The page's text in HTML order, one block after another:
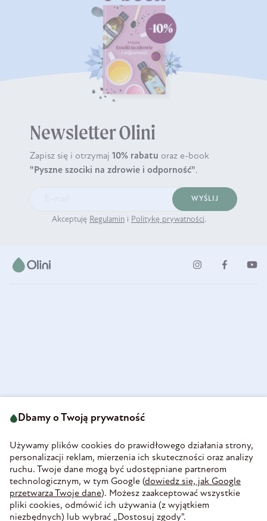
Newsletter Olini
Zapisz się i otrzymaj 10% rabatu oraz e-book
"Pyszne szociki na zdrowie i odporność".
WYŚLIJ
Akceptuję Regulamin i Politykę prywatności.
58-160 Świebodzice
REGON 890213034
INFORMACJE
PŁATNOŚĆ I DOSTAWA
WIEDZA
WSPÓŁPRACA
Dbamy o Twoją prywatność
Używamy plików cookies do prawidłowego działania strony,
personalizacji reklam, mierzenia ich skuteczności oraz analizy
ruchu. Twoje dane mogą być udostępniane partnerom
technologicznym, w tym Google (dowiedz się, jak Google
przetwarza Twoje dane). Możesz zaakceptować wszystkie
pliki cookies, odmówić ich używania (z wyjątkiem
niezbędnych) lub wybrać „Dostosuj zgody".